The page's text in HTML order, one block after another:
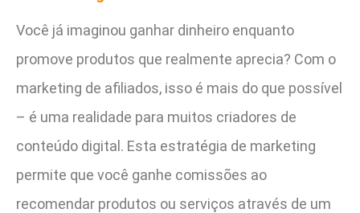
Você já imaginou ganhar dinheiro enquanto
promove produtos que realmente aprecia? Com o
marketing de afiliados, isso é mais do que possível
– é uma realidade para muitos criadores de
conteúdo digital. Esta estratégia de marketing
permite que você ganhe comissões ao
recomendar produtos ou serviços através de um